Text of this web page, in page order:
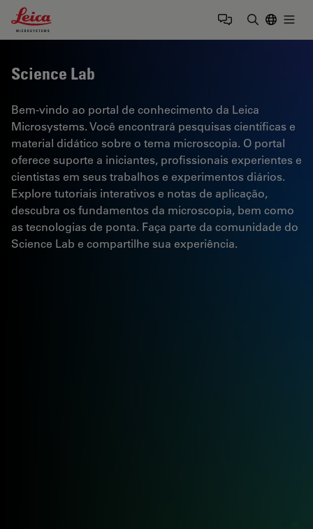
Leica Microsystems Logo
Science Lab
Bem-vindo ao portal de conhecimento da Leica
Microsystems. Você encontrará pesquisas científicas e
material didático sobre o tema microscopia. O portal
oferece suporte a iniciantes, profissionais experientes e
cientistas em seus trabalhos e experimentos diários.
Explore tutoriais interativos e notas de aplicação,
descubra os fundamentos da microscopia, bem como
as tecnologias de ponta. Faça parte da comunidade do
Science Lab e compartilhe sua experiência.